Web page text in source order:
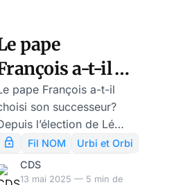
pape
a-t-il
son
Léon XIV?
pape François a-t-il
son successeur?
l’élection de Léon
XIV, les commentateurs
ne savent pas, c’est le
de le dire, à quel
Fil NOM
Urbi et Orbi
CDS
13 mai 2025 — 5 min de